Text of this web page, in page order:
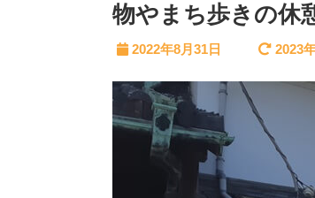
物やまち歩きの休
2022年8月31日 2023